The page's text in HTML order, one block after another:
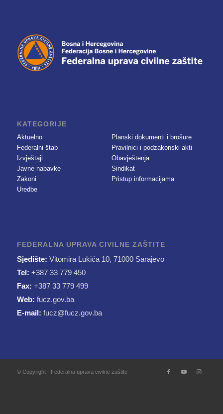
KATEGORIJE
Aktuelno
Federalni štab
Izvještaji
Javne nabavke
Zakoni
Uredbe
Planski dokumenti i brošure
Pravilnici i podzakonski akti
Obavještenja
Sindikat
Pristup informacijama
FEDERALNA UPRAVA CIVILNE ZAŠTITE
Sjedište: Vitomira Lukića 10, 71000 Sarajevo
Tel: +387 33 779 450
Fax: +387 33 779 499
Web: fucz.gov.ba
E-mail: fucz@fucz.gov.ba
© Copyright - Federalna uprava civilne zaštite